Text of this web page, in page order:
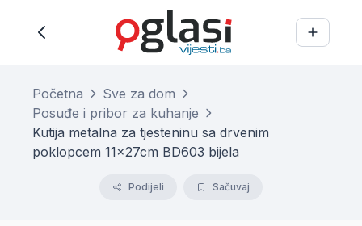
Početna
Sve za dom
Posuđe i pribor za kuhanje
Kutija metalna za tjesteninu sa drvenim
poklopcem 11x27cm BD603 bijela
Podijeli Sačuvaj